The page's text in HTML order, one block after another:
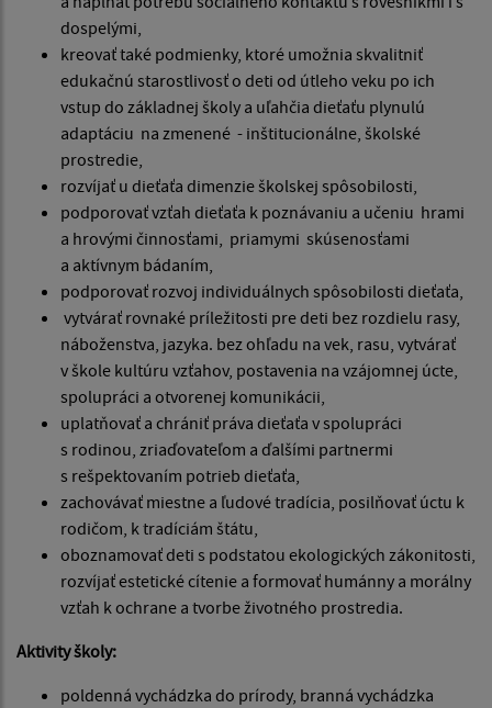
dospelými,
kreovať také podmienky, ktoré umožnia skvalitniť
edukačnú starostlivosť o deti od útleho veku po ich
vstup do základnej školy a uľahčia dieťaťu plynulú
adaptáciu na zmenené - inštitucionálne, školské
prostredie,
rozvíjať u dieťaťa dimenzie školskej spôsobilosti,
podporovať vzťah dieťaťa k poznávaniu a učeniu hrami
a hrovými činnosťami, priamymi skúsenosťami
a aktívnym bádaním,
podporovať rozvoj individuálnych spôsobilosti dieťaťa,
vytvárať rovnaké príležitosti pre deti bez rozdielu rasy,
náboženstva, jazyka. bez ohľadu na vek, rasu, vytvárať
v škole kultúru vzťahov, postavenia na vzájomnej úcte,
spolupráci a otvorenej komunikácii,
uplatňovať a chrániť práva dieťaťa v spolupráci
s rodinou, zriaďovateľom a ďalšími partnermi
s rešpektovaním potrieb dieťaťa,
zachovávať miestne a ľudové tradícia, posilňovať úctu k
rodičom, k tradíciám štátu,
oboznamovať deti s podstatou ekologických zákonitosti,
rozvíjať estetické cítenie a formovať humánny a morálny
vzťah k ochrane a tvorbe životného prostredia.
Aktivity školy:
poldenná vychádzka do prírody, branná vychádzka